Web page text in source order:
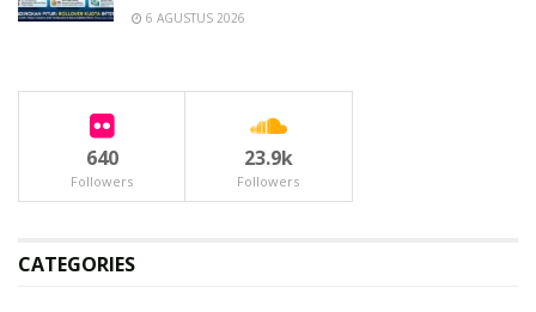
6 AGUSTUS 2026
640
Followers
23.9k
Followers
CATEGORIES